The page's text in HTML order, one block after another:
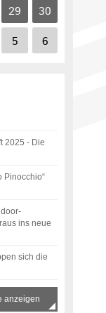
29 30
5 6
2025 - Die
Pinocchio“
ins neue
sich die
anzeigen